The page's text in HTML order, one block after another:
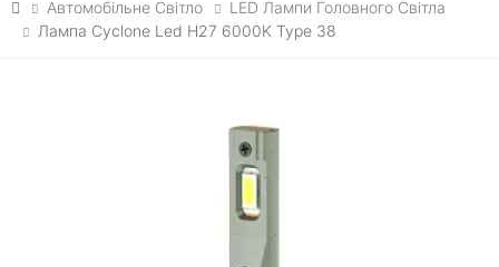
Автомобільне Світло
LED Лампи Головного Свiтла
Лампа Cyclone Led H27 6000K Type 38